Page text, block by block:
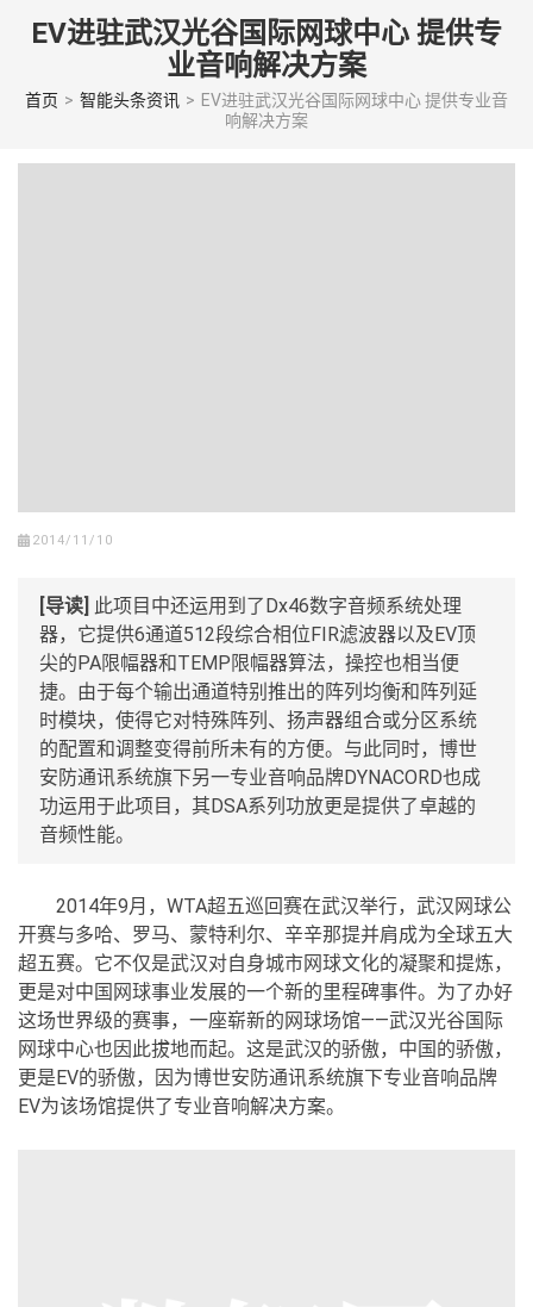
(Press
EV进驻武汉光谷国际网球中心 提供专
业音响解决方案
首页 > 智能头条资讯 > EV进驻武汉光谷国际网球中心 提供专业音
响解决方案
2014/11/10
[导读] 此项目中还运用到了Dx46数字音频系统处理
器，它提供6通道512段综合相位FIR滤波器以及EV顶
尖的PA限幅器和TEMP限幅器算法，操控也相当便
捷。由于每个输出通道特别推出的阵列均衡和阵列延
时模块，使得它对特殊阵列、扬声器组合或分区系统
的配置和调整变得前所未有的方便。与此同时，博世
安防通讯系统旗下另一专业音响品牌DYNACORD也成
功运用于此项目，其DSA系列功放更是提供了卓越的
音频性能。
2014年9月，WTA超五巡回赛在武汉举行，武汉网球公
开赛与多哈、罗马、蒙特利尔、辛辛那提并肩成为全球五大
超五赛。它不仅是武汉对自身城市网球文化的凝聚和提炼，
更是对中国网球事业发展的一个新的里程碑事件。为了办好
这场世界级的赛事，一座崭新的网球场馆——武汉光谷国际
网球中心也因此拔地而起。这是武汉的骄傲，中国的骄傲，
更是EV的骄傲，因为博世安防通讯系统旗下专业音响品牌
EV为该场馆提供了专业音响解决方案。